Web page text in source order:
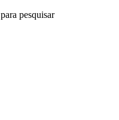
para pesquisar